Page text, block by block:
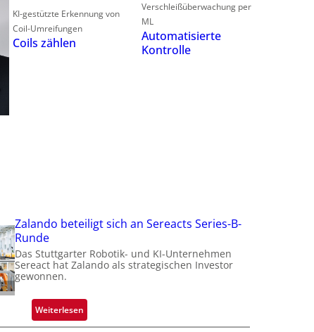
KI-gestützte Erkennung von
Coil-Umreifungen
Coils zählen
Verschleißüberwachung per
ML
Automatisierte
Kontrolle
Zalando beteiligt sich an Sereacts Series-B-
Runde
Das Stuttgarter Robotik- und KI-Unternehmen
Sereact hat Zalando als strategischen Investor
gewonnen.
Weiterlesen:
Z